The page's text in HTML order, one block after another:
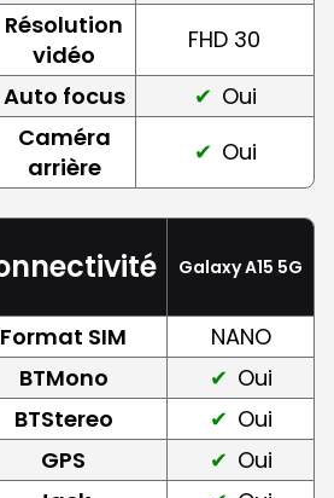
Résolution
vidéo
FHD 30
Auto focus
Oui
Caméra
arrière
Oui
Galaxy A15 5G
Format SIM
NANO
BTMono
Oui
BTStereo
Oui
GPS
Oui